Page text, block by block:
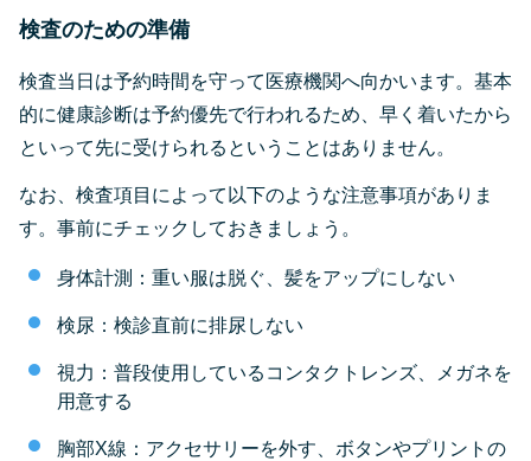
検査のための準備
検査当日は予約時間を守って医療機関へ向かいます。基本
的に健康診断は予約優先で行われるため、早く着いたから
といって先に受けられるということはありません。
なお、検査項目によって以下のような注意事項がありま
す。事前にチェックしておきましょう。
身体計測：重い服は脱ぐ、髪をアップにしない
検尿：検診直前に排尿しない
視力：普段使用しているコンタクトレンズ、メガネを
用意する
胸部X線：アクセサリーを外す、ボタンやプリントの